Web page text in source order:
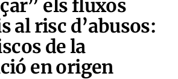
els fluxos
al risc d’abusos:
de la
en origen